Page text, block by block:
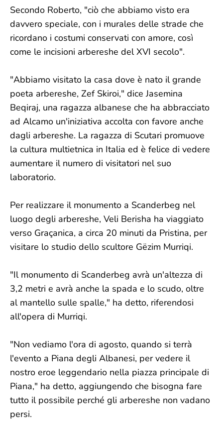
Secondo Roberto, "ciò che abbiamo visto era
davvero speciale, con i murales delle strade che
ricordano i costumi conservati con amore, così
come le incisioni arbereshe del XVI secolo".
"Abbiamo visitato la casa dove è nato il grande
poeta arbereshe, Zef Skiroi," dice Jasemina
Beqiraj, una ragazza albanese che ha abbracciato
ad Alcamo un'iniziativa accolta con favore anche
dagli arbereshe. La ragazza di Scutari promuove
la cultura multietnica in Italia ed è felice di vedere
aumentare il numero di visitatori nel suo
laboratorio.
Per realizzare il monumento a Scanderbeg nel
luogo degli arbereshe, Veli Berisha ha viaggiato
verso Graçanica, a circa 20 minuti da Pristina, per
visitare lo studio dello scultore Gëzim Murriqi.
"Il monumento di Scanderbeg avrà un'altezza di
3,2 metri e avrà anche la spada e lo scudo, oltre
al mantello sulle spalle," ha detto, riferendosi
all'opera di Murriqi.
"Non vediamo l'ora di agosto, quando si terrà
l'evento a Piana degli Albanesi, per vedere il
nostro eroe leggendario nella piazza principale di
Piana," ha detto, aggiungendo che bisogna fare
tutto il possibile perché gli arbereshe non vadano
persi.